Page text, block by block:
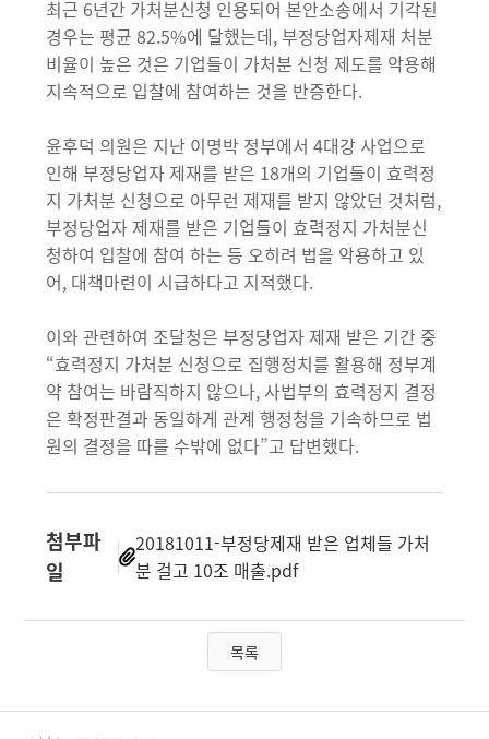
최근 6년간 가처분신청 인용되어 본안소송에서 기각된
경우는 평균 82.5%에 달했는데, 부정당업자제재 처분
비율이 높은 것은 기업들이 가처분 신청 제도를 악용해
지속적으로 입찰에 참여하는 것을 반증한다.
윤후덕 의원은 지난 이명박 정부에서 4대강 사업으로
인해 부정당업자 제재를 받은 18개의 기업들이 효력정
지 가처분 신청으로 아무런 제재를 받지 않았던 것처럼,
부정당업자 제재를 받은 기업들이 효력정지 가처분신
청하여 입찰에 참여 하는 등 오히려 법을 악용하고 있
어, 대책마련이 시급하다고 지적했다.
이와 관련하여 조달청은 부정당업자 제재 받은 기간 중
“효력정지 가처분 신청으로 집행정치를 활용해 정부계
약 참여는 바람직하지 않으나, 사법부의 효력정지 결정
은 확정판결과 동일하게 관계 행정청을 기속하므로 법
원의 결정을 따를 수밖에 없다”고 답변했다.
첨부파
일
20181011-부정당제재 받은 업체들 가처
분 걸고 10조 매출.pdf
목록